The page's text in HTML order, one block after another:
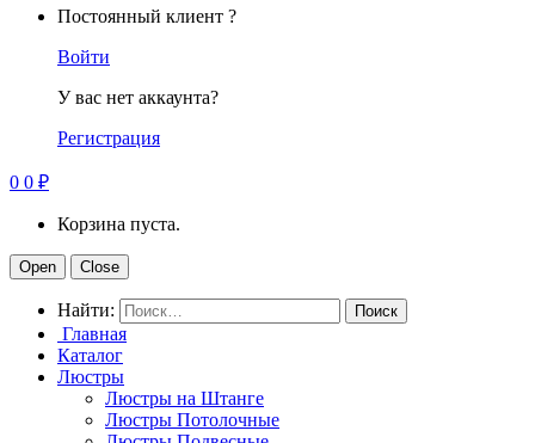
Постоянный клиент ?
Войти
У вас нет аккаунта?
Регистрация
0 0 ₽
Корзина пуста.
Open Close
Найти:
Главная
Каталог
Люстры
Люстры на Штанге
Люстры Потолочные